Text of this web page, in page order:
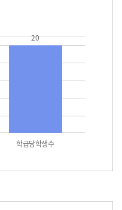
학급당학생수
20